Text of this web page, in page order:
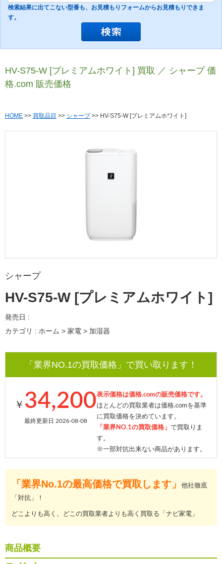
検索結果に出てこない型番も、お見積もりフォームからお見積もりできま
す。
HV-S75-W [プレミアムホワイト] 買取 ／ シャープ 価
格.com 販売価格
HOME >> 買取品目 >> シャープ>> HV-S75-W [プレミアムホワイト]
シャープ
HV-S75-W [プレミアムホワイト]
発売日 :
カテゴリ : ホーム > 家電 > 加湿器
「業界NO.1の買取価格」で買い取ります！
￥ 34,200
最終更新日 2026-08-08
表示価格は価格.comの販売価格です。
ほとんどの買取業者は価格.comを基準
に買取価格を決めています。
「業界NO.1の買取価格」 で買取りま
す。
※一部対抗出来ない商品があります。
「業界No.1の最高価格で買取します」
他社徹底
「対抗」！
どこよりも高く、どこの買取業者よりも高く買取る「ナビ家電」
商品概要